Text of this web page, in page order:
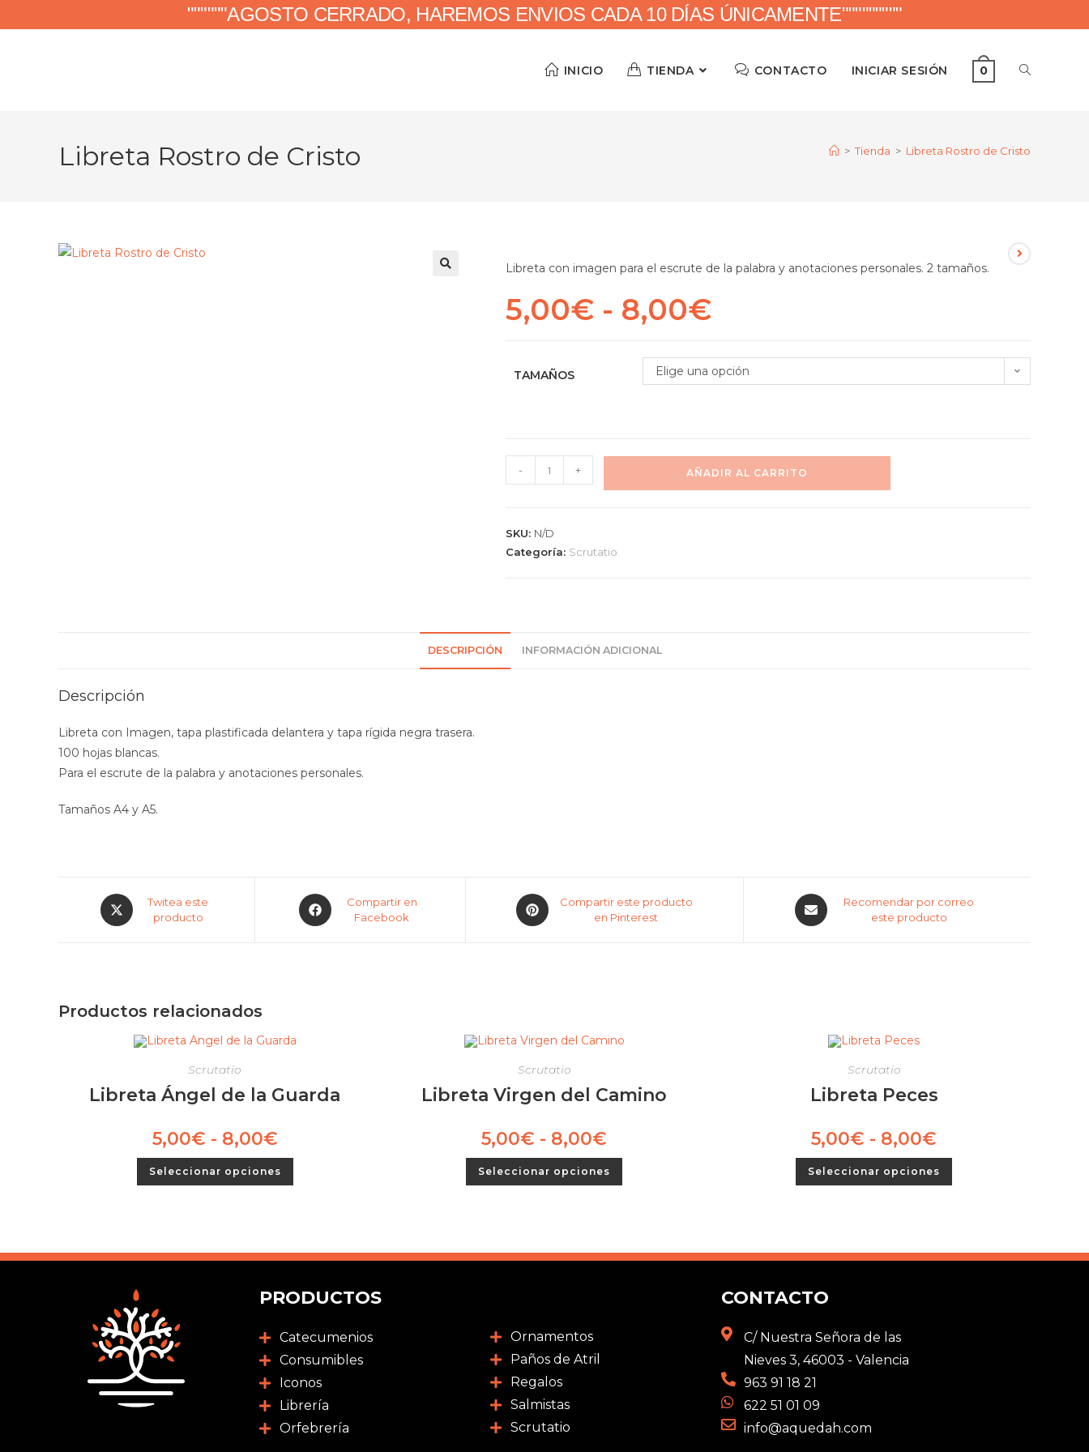
""""""AGOSTO CERRADO, HAREMOS ENVIOS CADA 10 DÍAS ÚNICAMENTE"""""""""
INICIO TIENDA CONTACTO INICIAR SESIÓN 0
Libreta Rostro de Cristo > Tienda > Libreta Rostro de Cristo
Libreta con imagen para el escrute de la palabra y anotaciones personales. 2 tamaños.
5,00€ - 8,00€
TAMAÑOS Elige una opción
- + AÑADIR AL CARRITO
SKU: N/D
Categoría: Scrutatio
DESCRIPCIÓN INFORMACIÓN ADICIONAL
Descripción
Libreta con Imagen, tapa plastificada delantera y tapa rígida negra trasera.
100 hojas blancas.
Para el escrute de la palabra y anotaciones personales.
Tamaños A4 y A5.
Twitea este
producto
Compartir en
Facebook
Compartir este producto
en Pinterest
Recomendar por correo
este producto
Productos relacionados
Scrutatio
Libreta Ángel de la Guarda
5,00€ - 8,00€
Seleccionar opciones
Scrutatio
Libreta Virgen del Camino
5,00€ - 8,00€
Seleccionar opciones
Scrutatio
Libreta Peces
5,00€ - 8,00€
Seleccionar opciones
PRODUCTOS
Catecumenios
Consumibles
Iconos
Librería
Orfebrería
Ornamentos
Paños de Atril
Regalos
Salmistas
Scrutatio
CONTACTO
C/ Nuestra Señora de las
Nieves 3, 46003 - Valencia
963 91 18 21
622 51 01 09
info@aquedah.com